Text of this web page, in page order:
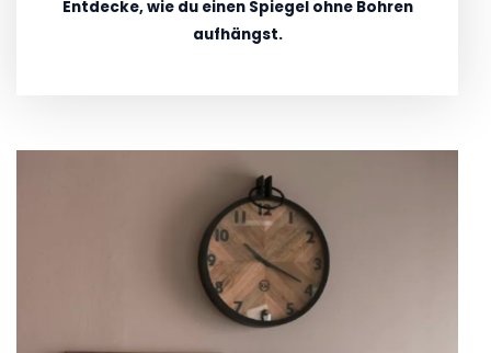
Entdecke, wie du einen Spiegel ohne Bohren
aufhängst.